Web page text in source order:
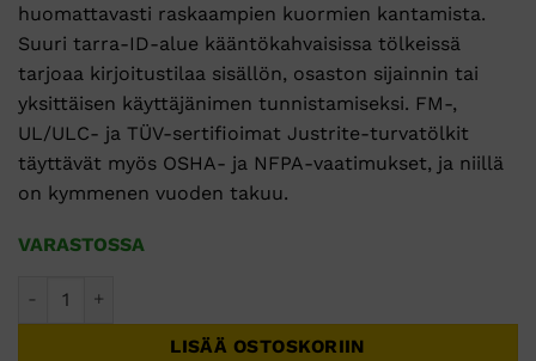
huomattavasti raskaampien kuormien kantamista.
Suuri tarra-ID-alue kääntökahvaisissa tölkeissä
tarjoaa kirjoitustilaa sisällön, osaston sijainnin tai
yksittäisen käyttäjänimen tunnistamiseksi. FM-,
UL/ULC- ja TÜV-sertifioimat Justrite-turvatölkit
täyttävät myös OSHA- ja NFPA-vaatimukset, ja niillä
on kymmenen vuoden takuu.
VARASTOSSA
LISÄÄ OSTOSKORIIN